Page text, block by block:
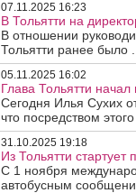
07.11.2025 16:23
В Тольятти на
В отношении
Тольятти ранее было ..
05.11.2025 16:02
Глава Тольятти
Сегодня Илья Сухих
что посредством
31.10.2025 19:18
Из Тольятти стартует
С 1 ноября
автобусным